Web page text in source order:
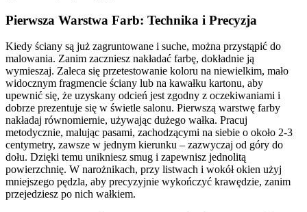
Pierwsza Warstwa Farb: Technika i Precyzja
Kiedy ściany są już zagruntowane i suche, można przystąpić do
malowania. Zanim zaczniesz nakładać farbę, dokładnie ją
wymieszaj. Zaleca się przetestowanie koloru na niewielkim, mało
widocznym fragmencie ściany lub na kawałku kartonu, aby
upewnić się, że uzyskany odcień jest zgodny z oczekiwaniami i
dobrze prezentuje się w świetle salonu. Pierwszą warstwę farby
nakładaj równomiernie, używając dużego wałka. Pracuj
metodycznie, malując pasami, zachodzącymi na siebie o około 2-3
centymetry, zawsze w jednym kierunku – zazwyczaj od góry do
dołu. Dzięki temu unikniesz smug i zapewnisz jednolitą
powierzchnię. W narożnikach, przy listwach i wokół okien użyj
mniejszego pędzla, aby precyzyjnie wykończyć krawędzie, zanim
przejedziesz po nich wałkiem.